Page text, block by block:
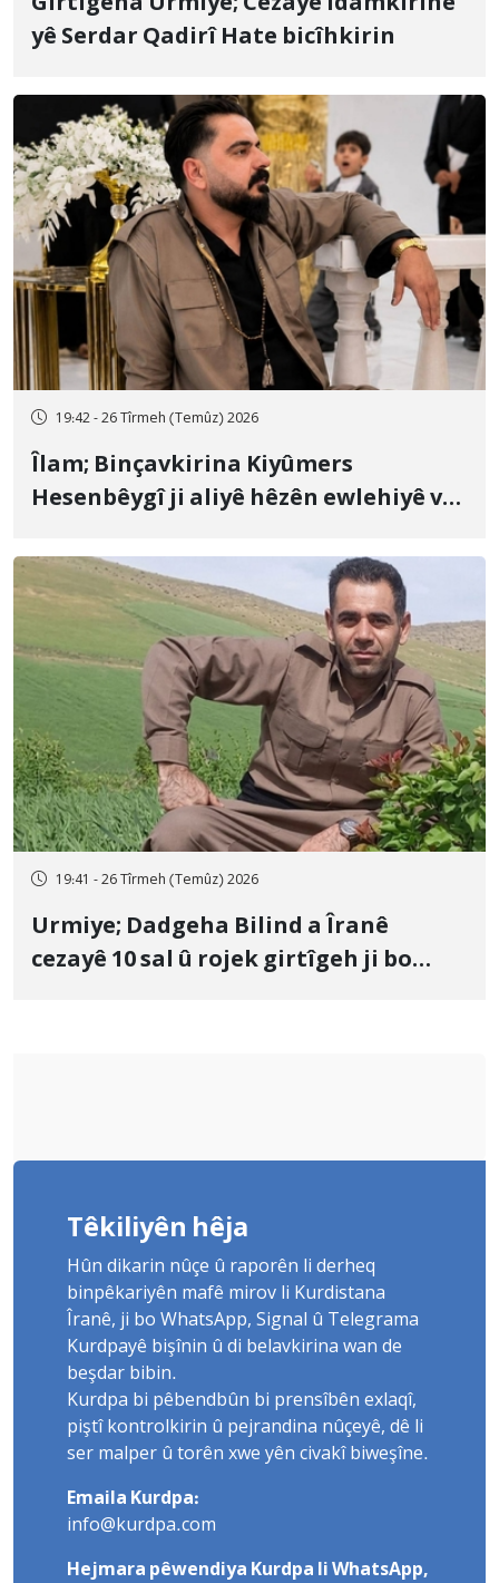
yê Serdar Qadirî Hate bicîhkirin
19:42 - 26 Tîrmeh (Temûz) 2026
Îlam; Binçavkirina Kiyûmers
Hesenbêygî ji aliyê hêzên ewlehiyê ve
19:41 - 26 Tîrmeh (Temûz) 2026
Urmiye; Dadgeha Bilind a Îranê
cezayê 10 sal û rojek girtîgeh ji bo
Têkiliyên hêja
Hûn dikarin nûçe û raporên li derheq
binpêkariyên mafê mirov li Kurdistana
Îranê, ji bo WhatsApp, Signal û Telegrama
Kurdpayê bişînin û di belavkirina wan de
beşdar bibin.
Kurdpa bi pêbendbûn bi prensîbên exlaqî,
piştî kontrolkirin û pejrandina nûçeyê, dê li
ser malper û torên xwe yên civakî biweşîne.
Emaila Kurdpa:
info@kurdpa.com
Hejmara pêwendiya Kurdpa li WhatsApp,